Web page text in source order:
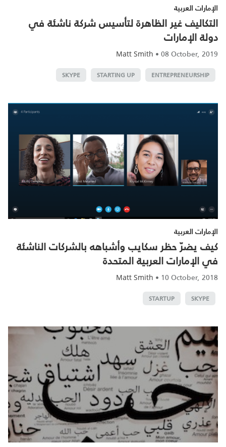
الإمارات العربية
التكاليف غير الظاهرة لتأسيس شركة ناشئة في
دولة الإمارات
Matt Smith •08 October, 2019
ENTREPRENEURSHIP
STARTING UP
SKYPE
الإمارات العربية
كيف يضرّ حظر سكايب وأشباهه بالشركات الناشئة
في الإمارات العربية المتحدة
Matt Smith • 10 October, 2018
SKYPE
STARTUP